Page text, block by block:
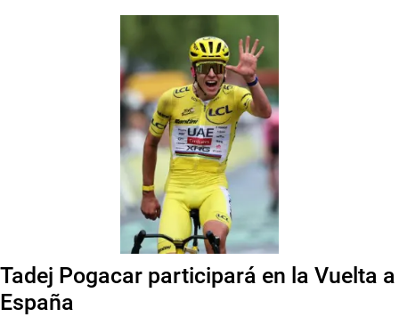
Tadej Pogacar participará en la Vuelta a
España